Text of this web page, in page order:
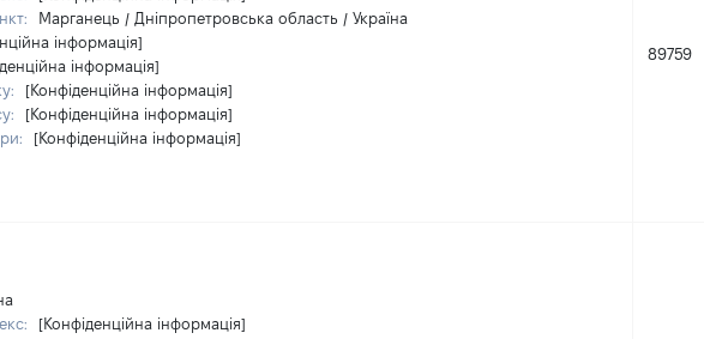
Марганець / Дніпропетровська область / Україна
інформація]
інформація]
[Конфіденційна інформація]
[Конфіденційна інформація]
[Конфіденційна інформація]
89759
[Конфіденційна інформація]